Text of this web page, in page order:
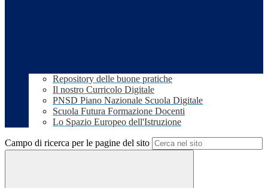
Repository delle buone pratiche
Il nostro Curricolo Digitale
PNSD Piano Nazionale Scuola Digitale
Scuola Futura Formazione Docenti
Lo Spazio Europeo dell'Istruzione
Campo di ricerca per le pagine del sito